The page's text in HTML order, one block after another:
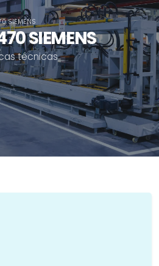
SIEMENS
técnicas
SIEMENS